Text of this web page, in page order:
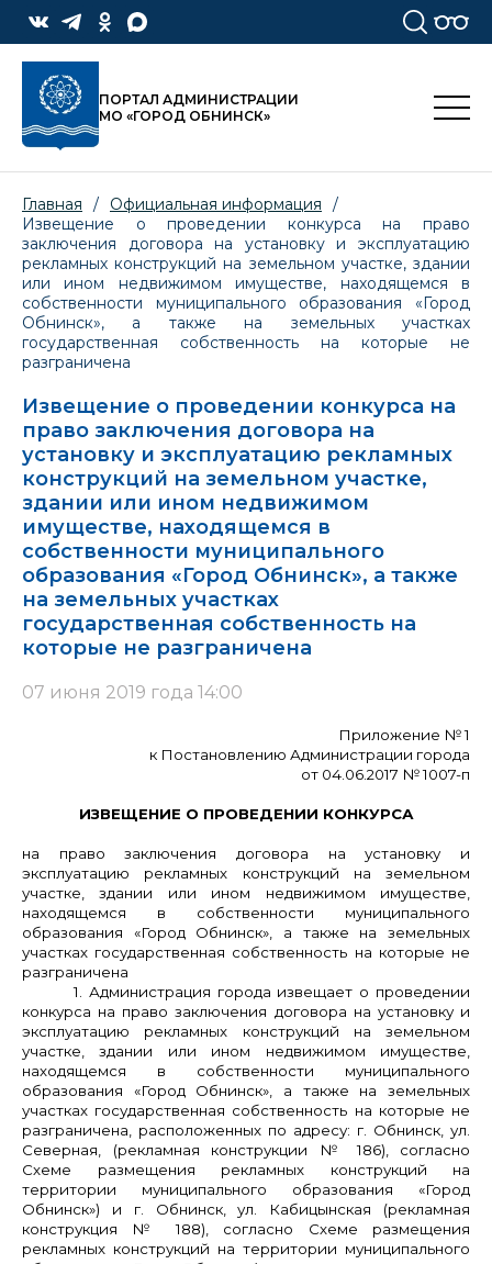
ПОРТАЛ АДМИНИСТРАЦИИ
МО «ГОРОД ОБНИНСК»
Главная / Официальная информация
/
Извещение о проведении конкурса на право
заключения договора на установку и эксплуатацию
рекламных конструкций на земельном участке, здании
или ином недвижимом имуществе, находящемся в
собственности муниципального образования «Город
Обнинск», а также на земельных участках
государственная собственность на которые не
разграничена
Извещение о проведении конкурса на
право заключения договора на
установку и эксплуатацию рекламных
конструкций на земельном участке,
здании или ином недвижимом
имуществе, находящемся в
собственности муниципального
образования «Город Обнинск», а также
на земельных участках
государственная собственность на
которые не разграничена
07 июня 2019 года 14:00
Приложение № 1
к Постановлению Администрации города
от 04.06.2017 № 1007-п
ИЗВЕЩЕНИЕ О ПРОВЕДЕНИИ КОНКУРСА
на право заключения договора на установку и
эксплуатацию рекламных конструкций на земельном
участке, здании или ином недвижимом имуществе,
находящемся в собственности муниципального
образования «Город Обнинск», а также на земельных
участках государственная собственность на которые не
разграничена
1. Администрация города извещает о проведении
конкурса на право заключения договора на установку и
эксплуатацию рекламных конструкций на земельном
участке, здании или ином недвижимом имуществе,
находящемся в собственности муниципального
образования «Город Обнинск», а также на земельных
участках государственная собственность на которые не
разграничена, расположенных по адресу: г. Обнинск, ул.
Северная, (рекламная конструкции № 186), согласно
Схеме размещения рекламных конструкций на
территории муниципального образования «Город
Обнинск») и г. Обнинск, ул. Кабицынская (рекламная
конструкция № 188), согласно Схеме размещения
рекламных конструкций на территории муниципального